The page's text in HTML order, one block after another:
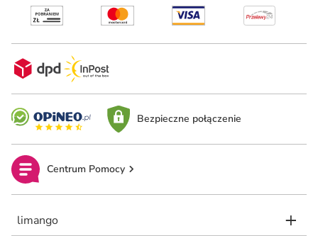
Bezpieczne połączenie
Centrum Pomocy
limango